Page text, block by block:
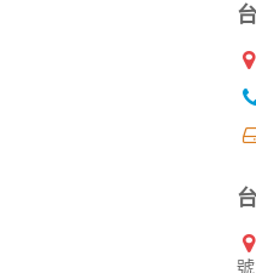
務後，務必記得登出帳戶或